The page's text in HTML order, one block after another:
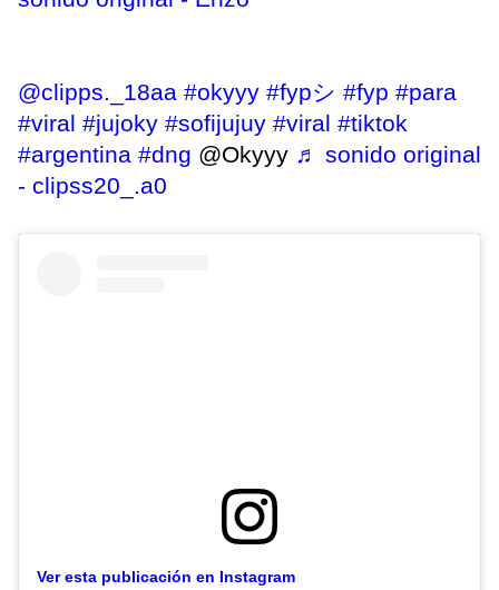
@clipps._18aa #okyyy #fypシ #fyp #para
#viral #jujoky #sofijujuy #viral #tiktok
#argentina #dng @Okyyy ♬ sonido original
- clipss20_.a0
Ver esta publicación en Instagram